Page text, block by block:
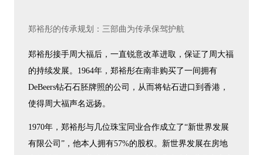
郑裕彤的传承规划：三部曲为传承保驾护航
郑裕彤接手周大福后，一直锐意改革进取，保证了周大福
的持续发展。1964年，郑裕彤在南非购买了一间拥有
DeBeers钻石石胚牌照的公司，从而将钻石进口到香港，
使得周大福声名远扬。
1970年，郑裕彤与几位珠宝同业合作成立了“新世界发展
有限公司”，他本人拥有57%的股权。新世界发展在房地